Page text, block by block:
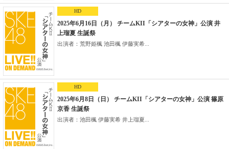
HD
2025年6月16日（月） チームKII「シアターの女神」公演 井
上瑠夏 生誕祭
出演者：荒野姫楓 池田楓 伊藤実希...
HD
2025年6月8日（日） チームKII「シアターの女神」公演 篠原
京香 生誕祭
出演者：池田楓 伊藤実希 井上瑠夏...